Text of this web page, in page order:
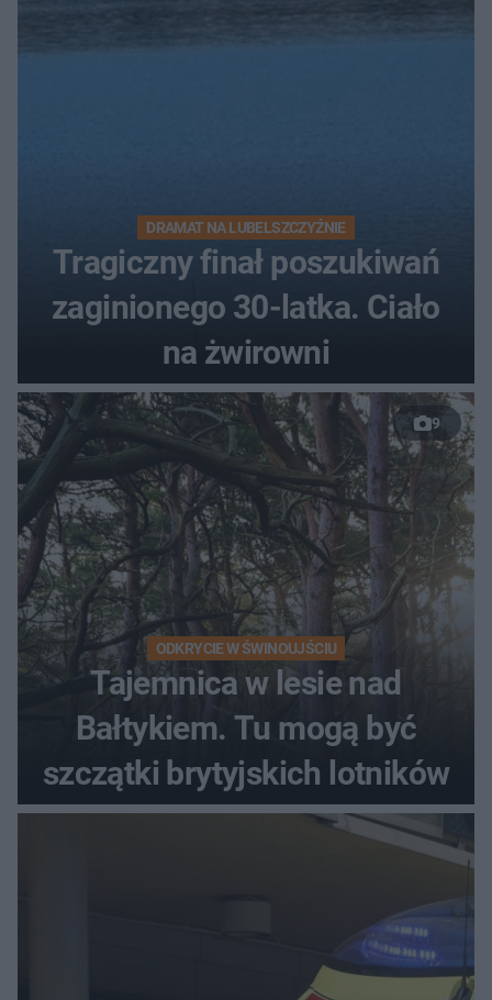
DRAMAT NA LUBELSZCZYŹNIE
Tragiczny finał poszukiwań
zaginionego 30-latka. Ciało
na żwirowni
9
ODKRYCIE W ŚWINOUJŚCIU
Tajemnica w lesie nad
Bałtykiem. Tu mogą być
szczątki brytyjskich lotników